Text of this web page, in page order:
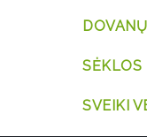
SĖKLOS
SVEIKI